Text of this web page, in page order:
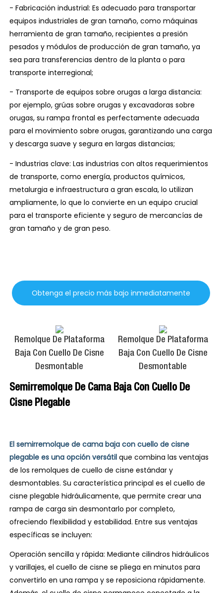
- Fabricación industrial: Es adecuado para transportar
equipos industriales de gran tamaño, como máquinas
herramienta de gran tamaño, recipientes a presión
pesados ​​y módulos de producción de gran tamaño, ya
sea para transferencias dentro de la planta o para
transporte interregional;
- Transporte de equipos sobre orugas a larga distancia:
por ejemplo, grúas sobre orugas y excavadoras sobre
orugas, su rampa frontal es perfectamente adecuada
para el movimiento sobre orugas, garantizando una carga
y descarga suave y segura en largas distancias;
- Industrias clave: Las industrias con altos requerimientos
de transporte, como energía, productos químicos,
metalurgia e infraestructura a gran escala, lo utilizan
ampliamente, lo que lo convierte en un equipo crucial
para el transporte eficiente y seguro de mercancías de
gran tamaño y de gran peso.
Obtenga el precio más bajo inmediatamente
Remolque De Plataforma
Baja Con Cuello De Cisne
Desmontable
Remolque De Plataforma
Baja Con Cuello De Cisne
Desmontable
Semirremolque De Cama Baja Con Cuello De
Cisne Plegable
El semirremolque de cama baja con cuello de cisne
plegable es una opción versátil que combina las ventajas
de los remolques de cuello de cisne estándar y
desmontables. Su característica principal es el cuello de
cisne plegable hidráulicamente, que permite crear una
rampa de carga sin desmontarlo por completo,
ofreciendo flexibilidad y estabilidad. Entre sus ventajas
específicas se incluyen:
Operación sencilla y rápida: Mediante cilindros hidráulicos
y varillajes, el cuello de cisne se pliega en minutos para
convertirlo en una rampa y se reposiciona rápidamente.